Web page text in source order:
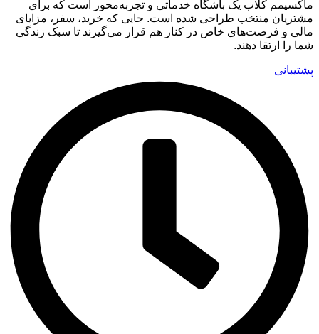
ماکسیمم کلاب یک باشگاه خدماتی و تجربه‌محور است که برای
مشتریان منتخب طراحی شده است. جایی که خرید، سفر، مزایای
مالی و فرصت‌های خاص در کنار هم قرار می‌گیرند تا سبک زندگی
شما را ارتقا دهند.
پشتیبانی